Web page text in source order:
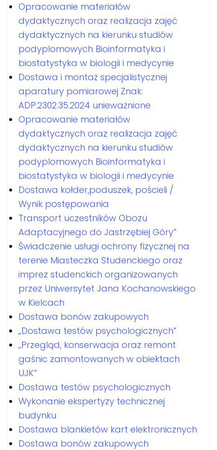
Opracowanie materiałów
dydaktycznych oraz realizacja zajęć
dydaktycznych na kierunku studiów
podyplomowych Bioinformatyka i
biostatystyka w biologii i medycynie
Dostawa i montaż specjalistycznej
aparatury pomiarowej Znak:
ADP.2302.35.2024 unieważnione
Opracowanie materiałów
dydaktycznych oraz realizacja zajęć
dydaktycznych na kierunku studiów
podyplomowych Bioinformatyka i
biostatystyka w biologii i medycynie
Dostawa kołder,poduszek, pościeli /
Wynik postępowania
Transport uczestników Obozu
Adaptacyjnego do Jastrzębiej Góry”
Świadczenie usługi ochrony fizycznej na
terenie Miasteczka Studenckiego oraz
imprez studenckich organizowanych
przez Uniwersytet Jana Kochanowskiego
w Kielcach
Dostawa bonów zakupowych
„Dostawa testów psychologicznych”
„Przegląd, konserwacja oraz remont
gaśnic zamontowanych w obiektach
UJK”
Dostawa testów psychologicznych
Wykonanie ekspertyzy technicznej
budynku
Dostawa blankietów kart elektronicznych
Dostawa bonów zakupowych